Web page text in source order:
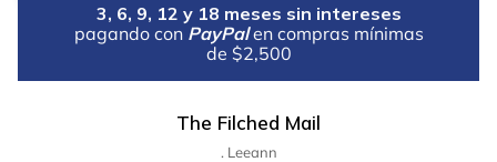
3, 6, 9, 12 y 18 meses sin intereses
pagando con PayPal en compras mínimas
de $2,500
The Filched Mail
. Leeann